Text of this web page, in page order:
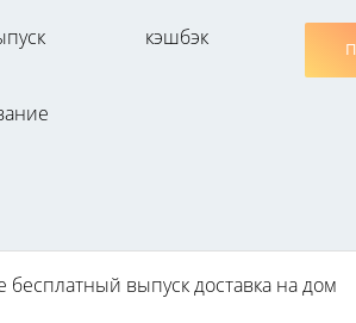
кэшбэк
бесплатный выпускдоставка на дом